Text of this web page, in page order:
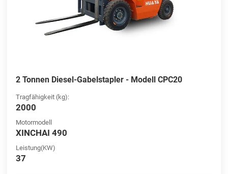
2 Tonnen Diesel-Gabelstapler - Modell CPC20
Tragfähigkeit (kg):
2000
Motormodell
XINCHAI 490
Leistung(KW)
37